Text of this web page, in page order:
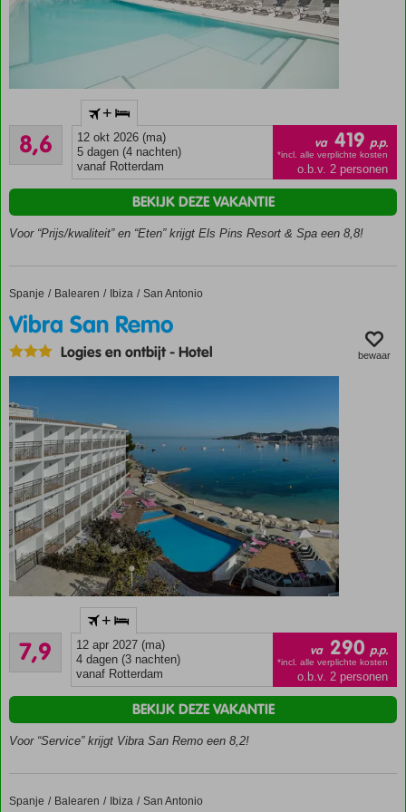
Heerlijke
zwembaden
Direct
aan
strand!
Vele
activiteiten
Halfpension
Plus ook
mogelijk
8,6
Aanrader
8
beoordelingen
+
12 okt 2026 (ma)
5 dagen (4 nachten)
vanaf Rotterdam
va 419 p.p.
*incl. alle verplichte kosten
o.b.v. 2 personen
Voor “Prijs/kwaliteit” en “Eten” krijgt Els Pins Resort & Spa een 8,8!
BEKIJK DEZE VAKANTIE
Home
Spanje Balearen Ibiza San Antonio
Vibra San Remo
Vibra San Remo
Logies en ontbijt-Hotel bewaar
over de
baai
van San
Antonio
aan het
vergeet
slippers
7,9
Goed
49
beoordelingen
+
12 apr 2027 (ma)
4 dagen (3 nachten)
vanaf Rotterdam
va 290 p.p.
*incl. alle verplichte kosten
o.b.v. 2 personen
Voor “Service” krijgt Vibra San Remo een 8,2!
BEKIJK DEZE VAKANTIE
Home
Spanje Balearen Ibiza San Antonio
Vibra District